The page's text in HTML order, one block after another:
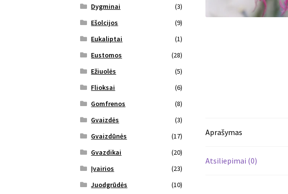
Aprašymas
Atsiliepimai (0)
Dygminai
(3)
Ešolcijos
(9)
Eukaliptai
(1)
Eustomos
(28)
Ežiuolės
(5)
Flioksai
(6)
Gomfrenos
(8)
Gvaizdės
(3)
Gvaizdūnės
(17)
Gvazdikai
(20)
Įvairios
(23)
Juodgrūdės
(10)